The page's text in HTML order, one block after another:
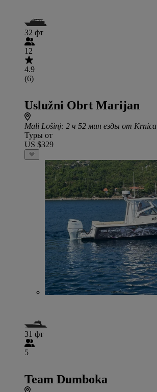
32 фт
12
4.9
(6)
Uslužni Obrt Marijan
Mali Lošinj: 2 ч 52 мин езды от Krnica
Туры от
US $329
31 фт
5
Team Dumboka